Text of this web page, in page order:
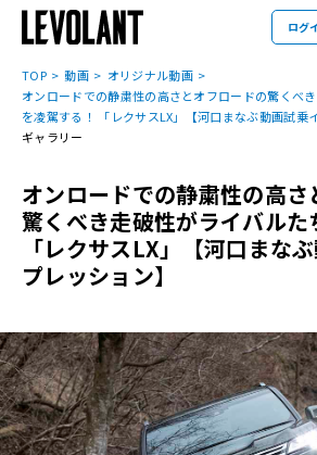
ログ
TOP 動画
オリジナル動画
オンロードでの静粛性の高さとオフロードの驚くべ
を凌駕する！ 「レクサスLX」【河口まなぶ動画試乗
ギャラリー
オンロードでの静粛性の高さ
驚くべき走破性がライバルた
「レクサスLX」【河口まな
プレッション】